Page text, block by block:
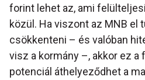
forint lehet az, ami
közül. Ha viszont az MNB el
csökkenteni – és valóban
visz a kormány –, akkor ez
potenciál áthelyeződhet a